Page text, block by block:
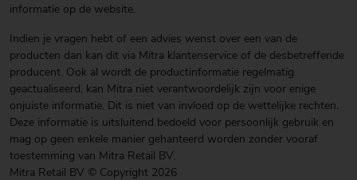
informatie op de website.
Indien je vragen hebt of een advies wenst over een van de
producten dan kan dit via Mitra klantenservice of de desbetreffende
producent. Ook al wordt de productinformatie regelmatig
geactualiseerd, kan Mitra niet verantwoordelijk zijn voor enige
onjuiste informatie. Dit is niet van invloed op de wettelijke rechten.
Deze informatie is uitsluitend bedoeld voor persoonlijk gebruik en
mag op geen enkele manier gehanteerd worden zonder vooraf
toestemming van Mitra Retail BV.
Mitra Retail BV © Copyright 2026